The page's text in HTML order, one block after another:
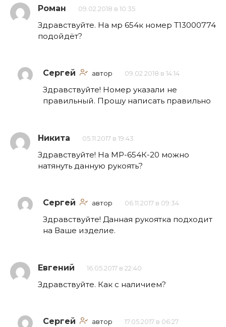
Роман 09.02.2018 в 10:35
Здравствуйте. На мр 654к номер Т13000774
подойдёт?
Сергей автор 09.02.2018 в 14:14
Здравствуйте! Номер указали не
правильный. Прошу написать правильно
Никита 05.11.2017 в 19:43
Здравствуйте! На МР-654К-20 можно
натянуть данную рукоять?
Сергей автор 06.11.2017 в 09:34
Здравствуйте! Данная рукоятка подходит
на Ваше изделие.
Евгений 16.05.2017 в 22:40
Здравствуйте. Как с наличием?
Сергей автор 17.05.2017 в 06:27